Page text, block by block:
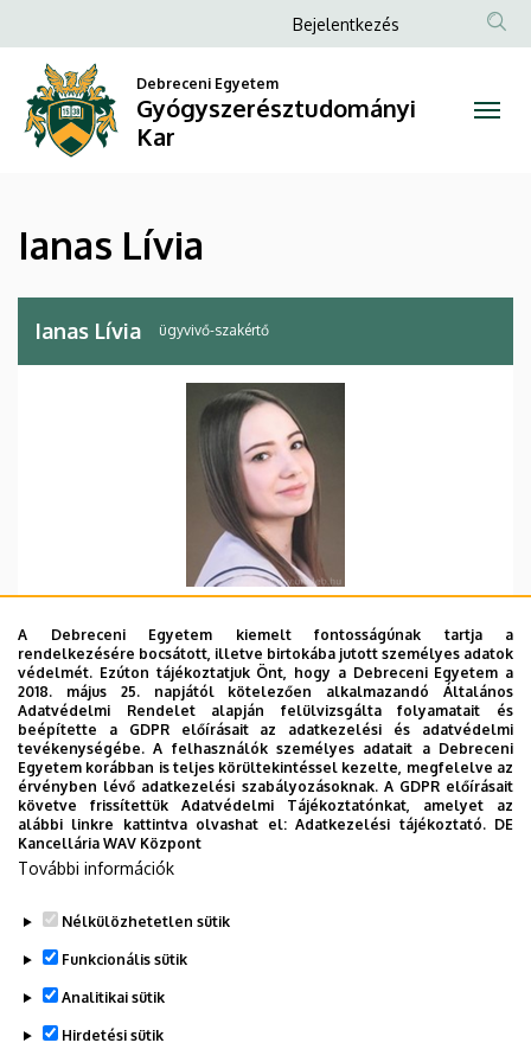
Lívia
Gyógyszerésztudományi
a
tartalomra
Anonim
menüje
Bejelentkezés
Debreceni Egyetem
Gyógyszerésztudományi
Kar
Ianas Lívia
Ianas Lívia ügyvivő-szakértő
Gyógyszerésztudományi Kar,
GYTK Dékáni Hivatal
Központi telefonszám +36 52 512 900 58438
E-mail cím ianas.livia@pharm.unideb.hu
Cím
4002 Debrecen Rex Ferenc
utca 1.
Weboldal
A Debreceni Egyetem kiemelt fontosságúnak tartja a
rendelkezésére bocsátott, illetve birtokába jutott személyes adatok
védelmét. Ezúton tájékoztatjuk Önt, hogy a Debreceni Egyetem a
2018. május 25. napjától kötelezően alkalmazandó Általános
Adatvédelmi Rendelet alapján felülvizsgálta folyamatait és
beépítette a GDPR előírásait az adatkezelési és adatvédelmi
tevékenységébe. A felhasználók személyes adatait a Debreceni
Egyetem korábban is teljes körültekintéssel kezelte, megfelelve az
érvényben lévő adatkezelési szabályozásoknak. A GDPR előírásait
követve frissítettük Adatvédelmi Tájékoztatónkat, amelyet az
alábbi linkre kattintva olvashat el:Adatkezelési tájékoztató. DE
Kancellária WAV Központ
További információk
Nélkülözhetetlen sütik
Funkcionális sütik
Analitikai sütik
Hirdetési sütik